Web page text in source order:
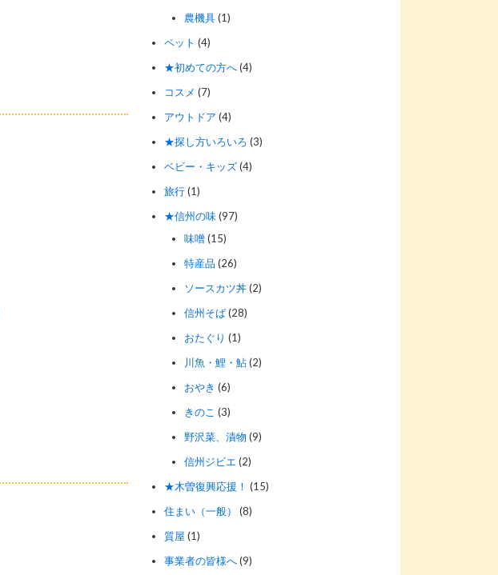
農機具(1)
ペット (4)
★初めての方へ(4)
コスメ (7)
アウトドア (4)
★探し方いろいろ (3)
ベビー・キッズ(4)
旅行(1)
★信州の味(97)
味噌(15)
特産品 (26)
ソースカツ丼(2)
信州そば(28)
おたぐり (1)
川魚・鯉・鮎(2)
おやき (6)
きのこ (3)
野沢菜、漬物 (9)
信州ジビエ (2)
★木曽復興応援！ (15)
住まい（一般）
(8)
質屋 (1)
事業者の皆様へ(9)